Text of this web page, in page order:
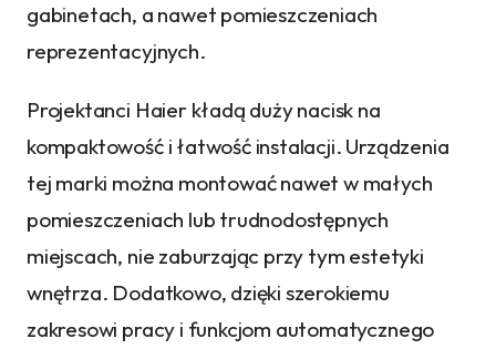
gabinetach, a nawet pomieszczeniach
reprezentacyjnych.
Projektanci Haier kładą duży nacisk na
kompaktowość i łatwość instalacji. Urządzenia
tej marki można montować nawet w małych
pomieszczeniach lub trudnodostępnych
miejscach, nie zaburzając przy tym estetyki
wnętrza. Dodatkowo, dzięki szerokiemu
zakresowi pracy i funkcjom automatycznego